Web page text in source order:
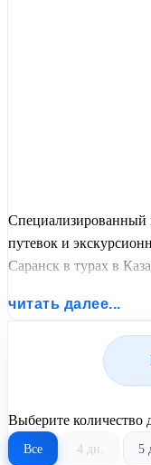
Специализированный
путевок и
Саранск в турах в
актуальным графиком
читать далее...
Выберите количество
Все 4 дн. 5